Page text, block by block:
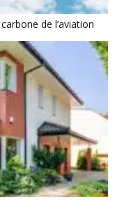
de l’aviation